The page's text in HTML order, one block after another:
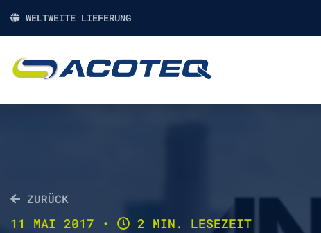
WELTWEITE LIEFERUNG
ZURÜCK
11 MAI 2017 • 2 MIN. LESEZEIT